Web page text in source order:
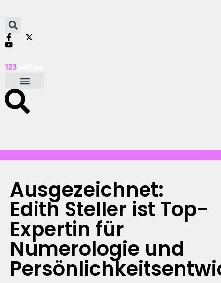
Ausgezeichnet:
Edith Steller ist Top-
Expertin für
Numerologie und